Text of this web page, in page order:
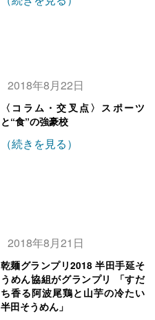
2018年8月22日
〈コラム・交叉点〉スポーツ
と“食”の強豪校
（続きを見る）
2018年8月21日
乾麺グランプリ2018 半田手延そ
うめん協組がグランプリ 「すだ
ち香る阿波尾鶏と山芋の冷たい
半田そうめん」